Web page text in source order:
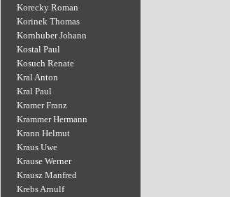
Korecky Roman
Korinek Thomas
Kornhuber Johann
Kostal Paul
Kosuch Renate
Kral Anton
Kral Paul
Kramer Franz
Krammer Hermann
Krann Helmut
Kraus Uwe
Krause Werner
Krausz Manfred
Krebs Arnulf